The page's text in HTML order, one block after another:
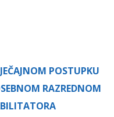
POSTUPKU
RAZREDNOM